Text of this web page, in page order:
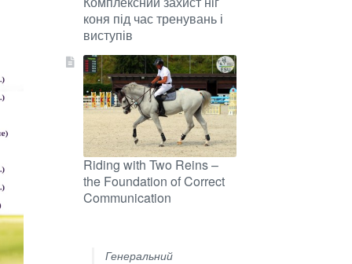
коня під час тренувань і
виступів
Riding with Two Reins –
the Foundation of Correct
Communication
Генеральний